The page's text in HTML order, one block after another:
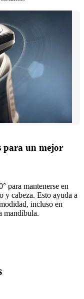
para un mejor
para mantenerse en
y cabeza. Esto ayuda a
incluso en
mandíbula.